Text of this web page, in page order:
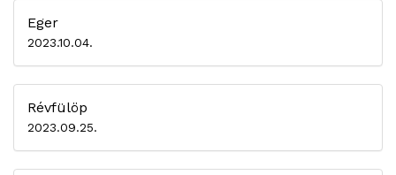
Eger
2023.10.04.
Révfülöp
2023.09.25.